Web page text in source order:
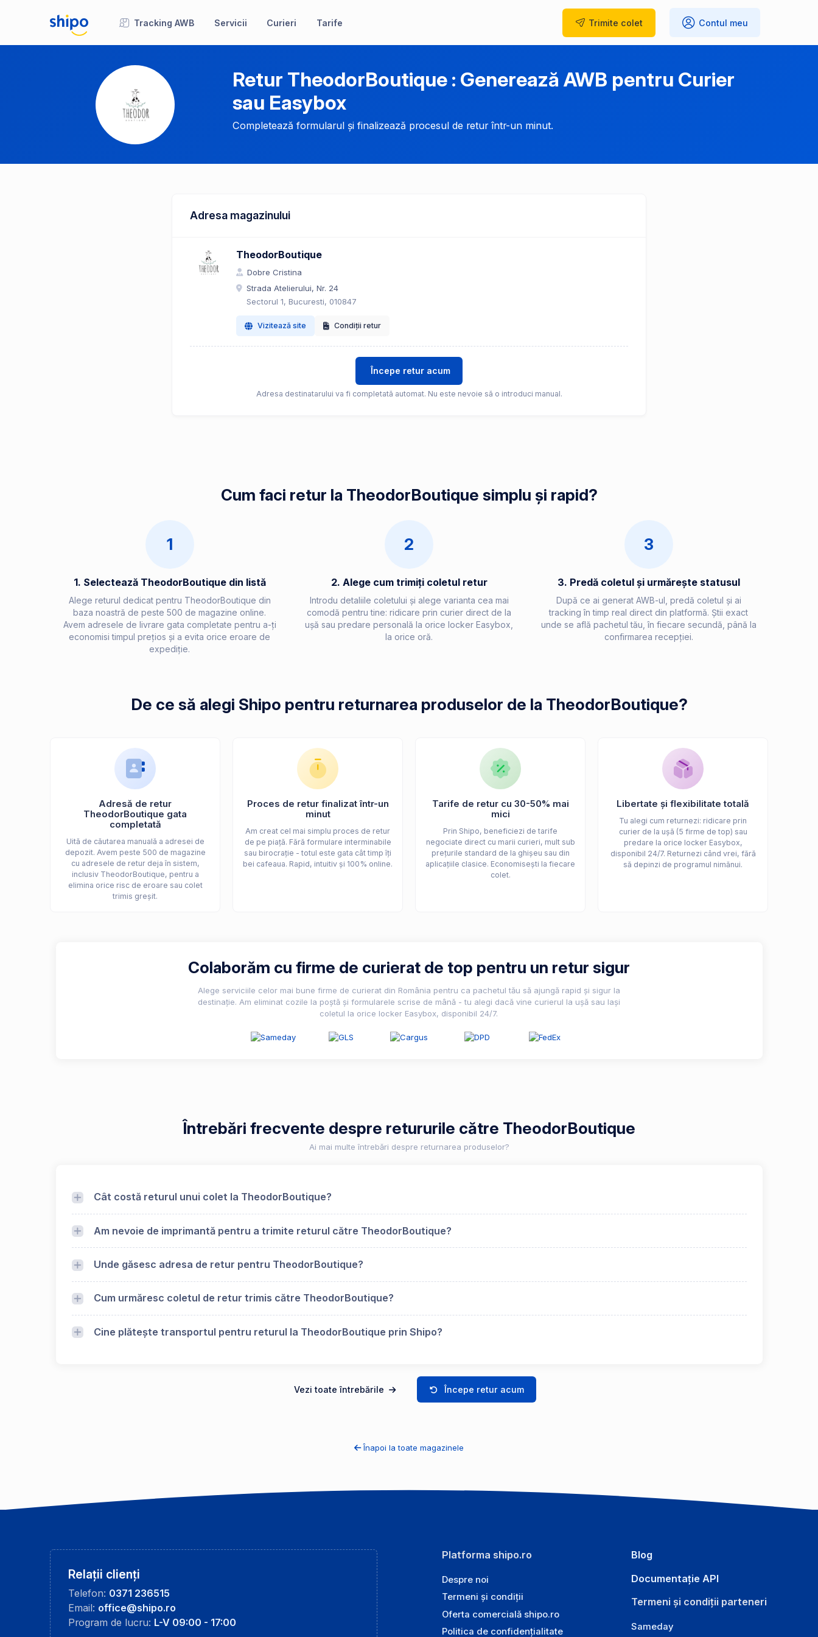
Tracking AWB Servicii Curieri Tarife Trimite colet Contul meu
Retur TheodorBoutique : Generează AWB pentru Curier
sau Easybox
Completează formularul și finalizează procesul de retur într-un minut.
Adresa magazinului
TheodorBoutique
Dobre Cristina
Strada Atelierului, Nr. 24
Sectorul 1, Bucuresti, 010847
Vizitează site Condiții retur
Începe retur acum
Adresa destinatarului va fi completată automat. Nu este nevoie să o introduci manual.
Cum faci retur la TheodorBoutique simplu și rapid?
1
1. Selectează TheodorBoutique din listă
Alege returul dedicat pentru TheodorBoutique din
baza noastră de peste 500 de magazine online.
Avem adresele de livrare gata completate pentru a-ți
economisi timpul prețios și a evita orice eroare de
expediție.
2
2. Alege cum trimiți coletul retur
Introdu detaliile coletului și alege varianta cea mai
comodă pentru tine: ridicare prin curier direct de la
ușă sau predare personală la orice locker Easybox,
la orice oră.
3
3. Predă coletul și urmărește statusul
După ce ai generat AWB-ul, predă coletul și ai
tracking în timp real direct din platformă. Știi exact
unde se află pachetul tău, în fiecare secundă, până la
confirmarea recepției.
De ce să alegi Shipo pentru returnarea produselor de la TheodorBoutique?
Adresă de retur
TheodorBoutique gata
completată
Uită de căutarea manuală a adresei de
depozit. Avem peste 500 de magazine
cu adresele de retur deja în sistem,
inclusiv TheodorBoutique, pentru a
elimina orice risc de eroare sau colet
trimis greșit.
Proces de retur finalizat într-un
minut
Am creat cel mai simplu proces de retur
de pe piață. Fără formulare interminabile
sau birocrație - totul este gata cât timp îți
bei cafeaua. Rapid, intuitiv și 100% online.
Tarife de retur cu 30-50% mai
mici
Prin Shipo, beneficiezi de tarife
negociate direct cu marii curieri, mult sub
prețurile standard de la ghișeu sau din
aplicațiile clasice. Economisești la fiecare
colet.
Libertate și flexibilitate totală
Tu alegi cum returnezi: ridicare prin
curier de la ușă (5 firme de top) sau
predare la orice locker Easybox,
disponibil 24/7. Returnezi când vrei, fără
să depinzi de programul nimănui.
Colaborăm cu firme de curierat de top pentru un retur sigur
Alege serviciile celor mai bune firme de curierat din România pentru ca pachetul tău să ajungă rapid și sigur la
destinație. Am eliminat cozile la poștă și formularele scrise de mână - tu alegi dacă vine curierul la ușă sau lași
coletul la orice locker Easybox, disponibil 24/7.
Întrebări frecvente despre retururile către TheodorBoutique
Ai mai multe întrebări despre returnarea produselor?
Cât costă returul unui colet la TheodorBoutique?
Am nevoie de imprimantă pentru a trimite returul către TheodorBoutique?
Unde găsesc adresa de retur pentru TheodorBoutique?
Cum urmăresc coletul de retur trimis către TheodorBoutique?
Cine plătește transportul pentru returul la TheodorBoutique prin Shipo?
Vezi toate întrebările Începe retur acum
Înapoi la toate magazinele
Relații clienți
Telefon: 0371 236515
Email: office@shipo.ro
Program de lucru: L-V 09:00 - 17:00
Platforma shipo.ro
Despre noi
Termeni și condiții
Oferta comercială shipo.ro
Politica de confidențialitate
Blog
Documentație API
Termeni și condiții parteneri
Sameday